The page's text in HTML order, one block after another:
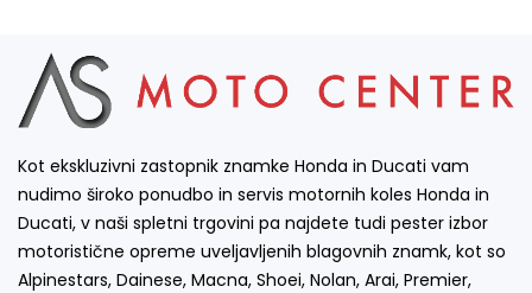
Kot ekskluzivni zastopnik znamke Honda in Ducati vam
nudimo široko ponudbo in servis motornih koles Honda in
Ducati, v naši spletni trgovini pa najdete tudi pester izbor
motoristične opreme uveljavljenih blagovnih znamk, kot so
Alpinestars, Dainese, Macna, Shoei, Nolan, Arai, Premier,